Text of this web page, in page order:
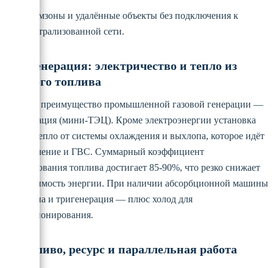
промзоны и удалённые объекты без подключения к
централизованной сети.
Когенерация: электричество и тепло из
одного топлива
Главное преимущество промышленной газовой генерации —
когенерация (мини-ТЭЦ). Кроме электроэнергии установка
отдаёт тепло от системы охлаждения и выхлопа, которое идёт
на отопление и ГВС. Суммарный коэффициент
использования топлива достигает 85-90%, что резко снижает
себестоимость энергии. При наличии абсорбционной машины
возможна и тригенерация — плюс холод для
кондиционирования.
Топливо, ресурс и параллельная работа